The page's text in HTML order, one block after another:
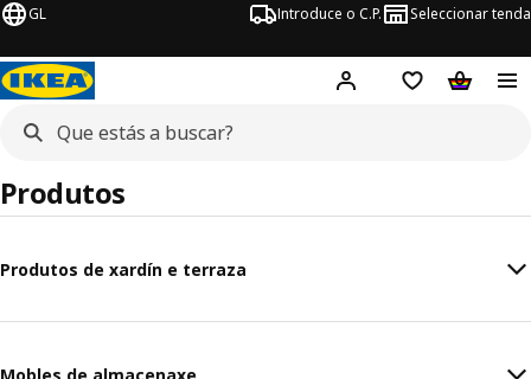
GL Introduce o C.P. Seleccionar tenda
Hej! Iniciar sesión
Lista deCarriño
Produtos
Produtos de xardín e terraza
Mobles de almacenaxe